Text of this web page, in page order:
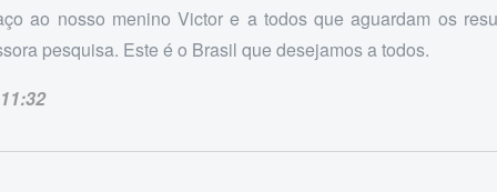
ao nosso menino Victor e a todos que aguardam os
pesquisa. Este é o Brasil que desejamos a todos.
11:32